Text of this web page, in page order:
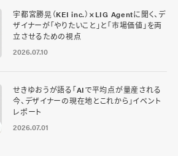
宇都宮勝晃（KEI inc.）×LIG Agentに聞く、デ
ザイナーが「やりたいこと」と「市場価値」を両
立させるための視点
2026.07.10
せきゆおうが語る「AIで平均点が量産される
今、デザイナーの現在地とこれから」イベント
レポート
2026.07.01